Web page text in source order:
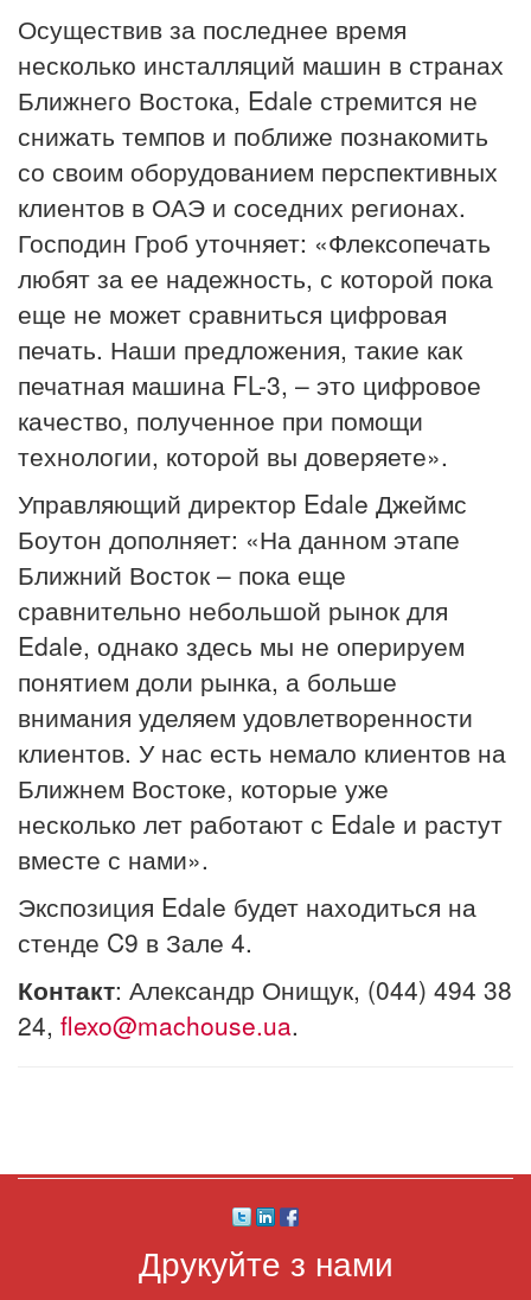
Осуществив за последнее время
несколько инсталляций машин в странах
Ближнего Востока, Edale стремится не
снижать темпов и поближе познакомить
со своим оборудованием перспективных
клиентов в ОАЭ и соседних регионах.
Господин Гроб уточняет: «Флексопечать
любят за ее надежность, с которой пока
еще не может сравниться цифровая
печать. Наши предложения, такие как
печатная машина FL-3, – это цифровое
качество, полученное при помощи
технологии, которой вы доверяете».
Управляющий директор Edale Джеймс
Боутон дополняет: «На данном этапе
Ближний Восток – пока еще
сравнительно небольшой рынок для
Edale, однако здесь мы не оперируем
понятием доли рынка, а больше
внимания уделяем удовлетворенности
клиентов. У нас есть немало клиентов на
Ближнем Востоке, которые уже
несколько лет работают с Edale и растут
вместе с нами».
Экспозиция Edale будет находиться на
стенде C9 в Зале 4.
Контакт: Александр Онищук, (044) 494 38
24, flexo@machouse.ua.
Друкуйте з нами